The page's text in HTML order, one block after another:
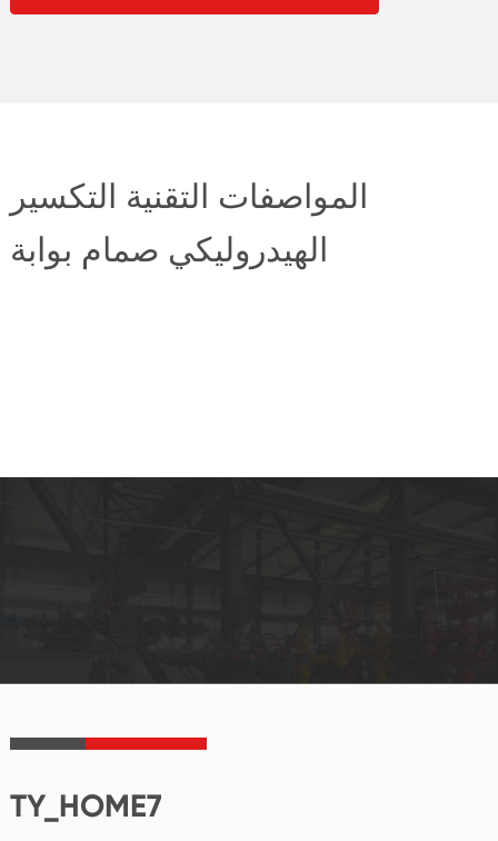
المواصفات التقنية التكسير
الهيدروليكي صمام بوابة
TY_HOME7